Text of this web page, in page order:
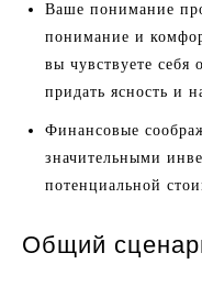
Ваше понимание
понимание и
вы чувствуете
придать ясность и
Финансовые
значительными
потенциальной
Общий